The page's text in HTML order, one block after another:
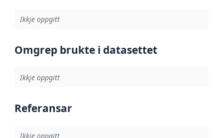
Ikkje oppgitt
Omgrep brukte i datasettet
Ikkje oppgitt
Referansar
Ikkje oppgitt